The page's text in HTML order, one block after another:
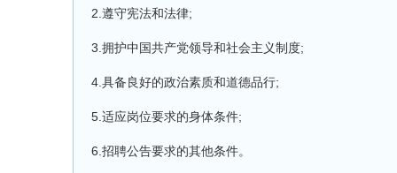
2.遵守宪法和法律;
3.拥护中国共产党领导和社会主义制度;
4.具备良好的政治素质和道德品行;
5.适应岗位要求的身体条件;
6.招聘公告要求的其他条件。